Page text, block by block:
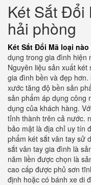
Két Sắt Đổi
hải phòng
Két Sắt Đổi Mã loại
dụng trong gia đình hiện
Nguyên liệu sản xuất
gia đình bền và đẹp
xước tăng độ bền sản
sản phẩm áp dụng công
dụng của khách hàng.
tỉnh thành trên cả nước.
bảo mật là địa chỉ uy tín
phẩm két sắt vân tay sử
sắt vân tay gia đình là
năm liền được chọn là
cao cấp được phủ sơn
định hoặc có bánh xe di